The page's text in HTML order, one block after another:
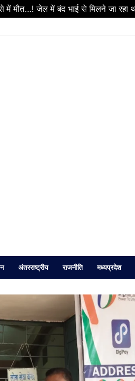
2 आबकारी उपनिरीक्षक
अंतरराष्ट्रीय राजनीति मध्यप्रदेश